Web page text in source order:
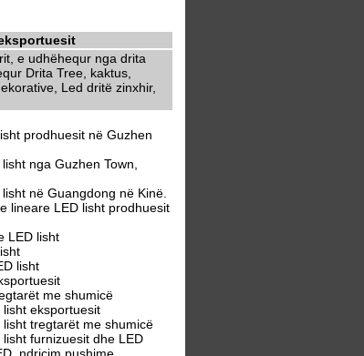
e udhëhequr nga drita
Drita Tree, kaktus,
Led dritë zinxhir,
prodhuesit në Guzhen
nga Guzhen Town,
në Guangdong në Kinë.
lineare LED lisht prodhuesit
LED lisht
lisht
me shumicë
eksportuesit
tregtarët me shumicë
furnizuesit dhe LED